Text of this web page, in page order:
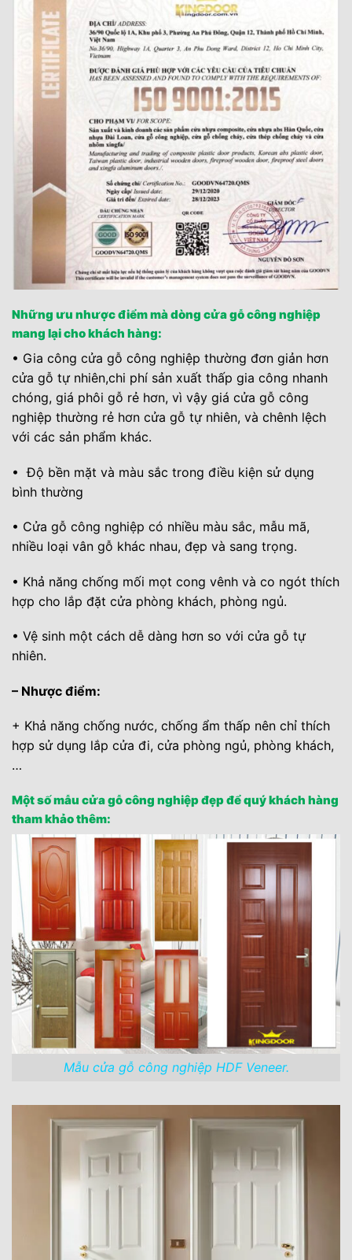
Những ưu nhược điểm mà dòng cửa gỗ công nghiệp
mang lại cho khách hàng:
• Gia công cửa gỗ công nghiệp thường đơn giản hơn
cửa gỗ tự nhiên,chi phí sản xuất thấp gia công nhanh
chóng, giá phôi gỗ rẻ hơn, vì vậy giá cửa gỗ công
nghiệp thường rẻ hơn cửa gỗ tự nhiên, và chênh lệch
với các sản phẩm khác.
• Độ bền mặt và màu sắc trong điều kiện sử dụng
bình thường
• Cửa gỗ công nghiệp có nhiều màu sắc, mẫu mã,
nhiều loại vân gỗ khác nhau, đẹp và sang trọng.
• Khả năng chống mối mọt cong vênh và co ngót thích
hợp cho lắp đặt cửa phòng khách, phòng ngủ.
• Vệ sinh một cách dễ dàng hơn so với cửa gỗ tự
nhiên.
– Nhược điểm:
+ Khả năng chống nước, chống ẩm thấp nên chỉ thích
hợp sử dụng lắp cửa đi, cửa phòng ngủ, phòng khách,
…
Một số mẫu cửa gỗ công nghiệp đẹp để quý khách hàng
tham khảo thêm:
Mẫu cửa gỗ công nghiệp HDF Veneer.